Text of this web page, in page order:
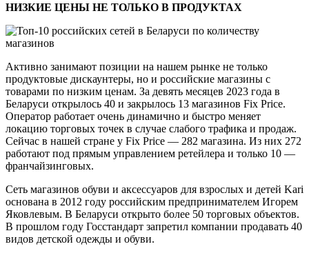
НИЗКИЕ ЦЕНЫ НЕ ТОЛЬКО В ПРОДУКТАХ
Активно занимают позиции на нашем рынке не только
продуктовые дискаунтеры, но и российские магазины с
товарами по низким ценам. За девять месяцев 2023 года в
Беларуси открылось 40 и закрылось 13 магазинов Fix Price.
Оператор работает очень динамично и быстро меняет
локацию торговых точек в случае слабого трафика и продаж.
Сейчас в нашей стране у Fix Price — 282 магазина. Из них 272
работают под прямым управлением ретейлера и только 10 —
франчайзинговых.
Сеть магазинов обуви и аксессуаров для взрослых и детей Kari
основана в 2012 году российским предпринимателем Игорем
Яковлевым. В Беларуси открыто более 50 торговых объектов.
В прошлом году Госстандарт запретил компании продавать 40
видов детской одежды и обуви.